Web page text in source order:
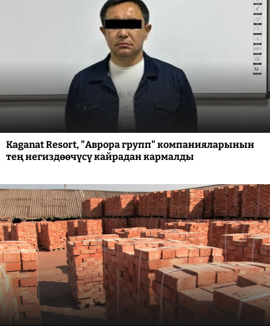
Kaganat Resort, "Аврора групп" компанияларынын
тең негиздөөчүсү кайрадан кармалды